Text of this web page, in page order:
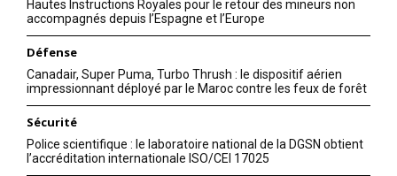
Hautes Instructions Royales pour le retour des mineurs non
accompagnés depuis l’Espagne et l’Europe
Défense
Canadair, Super Puma, Turbo Thrush : le dispositif aérien
impressionnant déployé par le Maroc contre les feux de forêt
Sécurité
Police scientifique : le laboratoire national de la DGSN obtient
l’accréditation internationale ISO/CEI 17025